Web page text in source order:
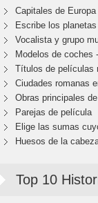
Capitales de
Escribe los
Vocalista y grupo
Modelos de coches
Títulos de películas
Ciudades romanas
Obras principales
Parejas de película
Elige las sumas
Huesos de la
Top 10